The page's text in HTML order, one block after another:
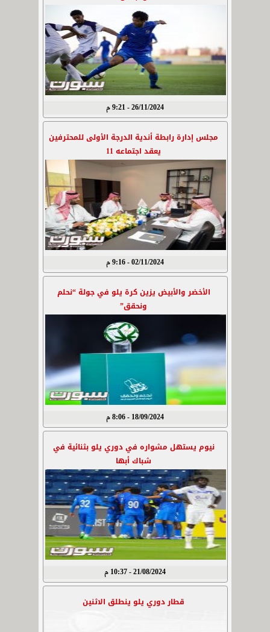
26/11/2024 - 9:21 م
مجلس إدارة رابطة أندية الدرجة الأولى للمحترفين
يعقد اجتماعه 11
02/11/2024 - 9:16 م
الأخضر والأبيض يزين كرة يلو في جولة “نحلم
ونحقق”
18/09/2024 - 8:06 م
نيوم يستهل مشواره في دوري يلو بثنائية في
شباك أبها
21/08/2024 - 10:37 م
قطار دوري يلو ينطلق الاثنين